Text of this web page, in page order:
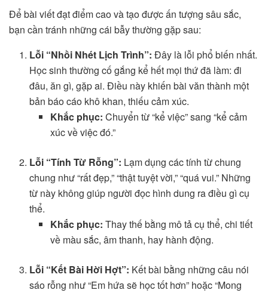
Để bài viết đạt điểm cao và tạo được ấn tượng sâu sắc,
bạn cần tránh những cái bẫy thường gặp sau:
Lỗi “Nhồi Nhét Lịch Trình”: Đây là lỗi phổ biến nhất.
Học sinh thường cố gắng kể hết mọi thứ đã làm: đi
đâu, ăn gì, gặp ai. Điều này khiến bài văn thành một
bản báo cáo khô khan, thiếu cảm xúc.
Khắc phục: Chuyển từ “kể việc” sang “kể cảm
xúc về việc đó.”
Lỗi “Tính Từ Rỗng”: Lạm dụng các tính từ chung
chung như “rất đẹp,” “thật tuyệt vời,” “quá vui.” Những
từ này không giúp người đọc hình dung ra điều gì cụ
thể.
Khắc phục: Thay thế bằng mô tả cụ thể, chi tiết
về màu sắc, âm thanh, hay hành động.
Lỗi “Kết Bài Hời Hợt”: Kết bài bằng những câu nói
sáo rỗng như “Em hứa sẽ học tốt hơn” hoặc “Mong